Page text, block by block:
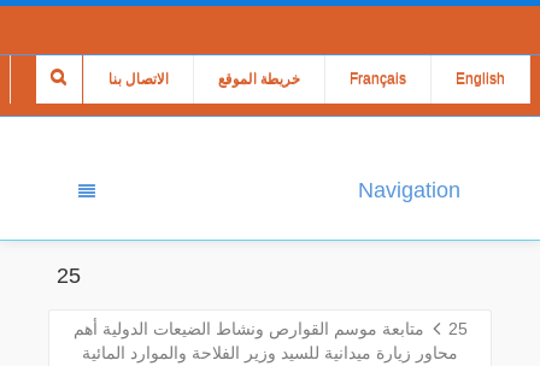
الاتصال بنا خريطة الموقع Français English
Navigation
25
25
متابعة موسم القوارص ونشاط الضيعات الدولية أهم
محاور زيارة ميدانية للسيد وزير الفلاحة والموارد المائية